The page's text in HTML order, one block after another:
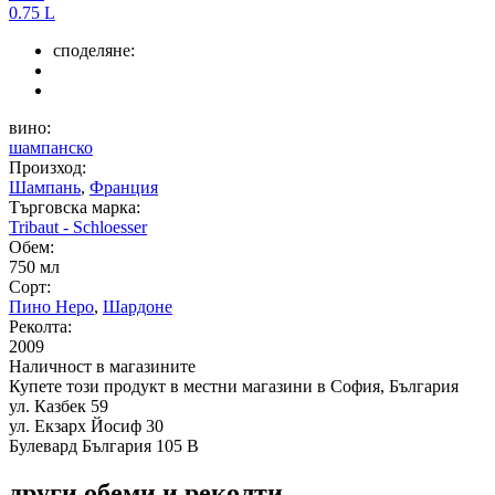
0.75 L
споделяне:
вино:
шампанско
Произход:
Шампань, Франция
Търговска марка:
Tribaut - Schloesser
Обем:
750 мл
Сорт:
Пино Неро, Шардоне
Реколта:
2009
Наличност в магазините
Купете този продукт в местни магазини в София, България
ул. Казбек 59
ул. Екзарх Йосиф 30
Булевард България 105 В